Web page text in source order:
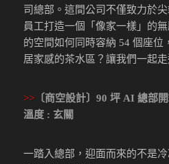
司總部。這間公司不僅致力於
員工打造一個「像家一樣」的
的空間如何同時容納 54 個座位
居家感的茶水區？讓我們一起走
>> 〔商空設計〕90 坪 AI 總部
溫度 : 玄關
一踏入總部，迎面而來的不是